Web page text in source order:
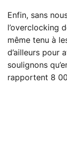
Enfin, sans
l’overclocking
même tenu à
d’ailleurs pour
soulignons
rapportent 8